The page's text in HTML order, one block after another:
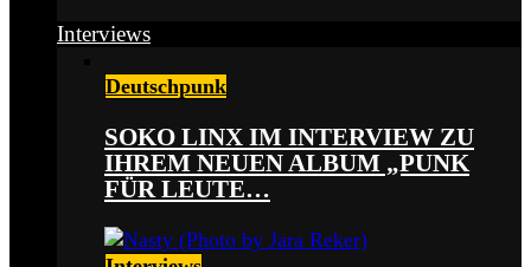
Interviews
Deutschpunk
SOKO LINX IM INTERVIEW ZU
IHREM NEUEN ALBUM „PUNK
FÜR LEUTE…